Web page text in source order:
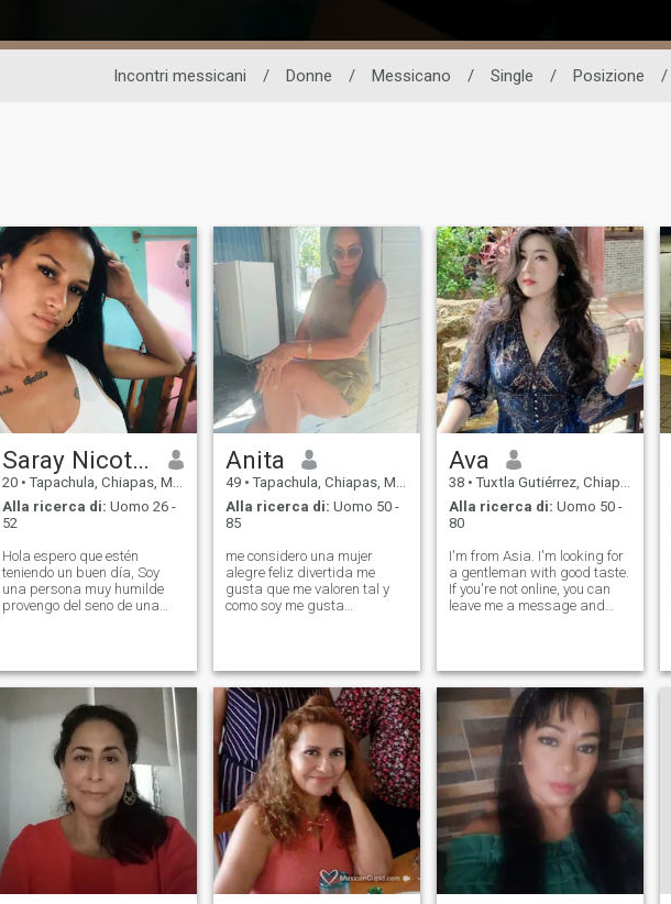
Incontri messicani / Donne / Messicano / Single / Posizione /
Saray Nicot Roque
20 • Tapachula, Chiapas, Messico
Alla ricerca di: Uomo 26 -
52
Hola espero que estén
teniendo un buen día, Soy
una persona muy humilde
provengo del seno de una
hombre por su apariencia ,ni
su físico ni mucho menos por
Anita
49 • Tapachula, Chiapas, Messico
Alla ricerca di: Uomo 50 -
85
me considero una mujer
alegre feliz divertida me
gusta que me valoren tal y
como soy me gusta
fuera Ver películas ir a los
parques y complacer a mi
pareja en todo lo que quiera
Ava
38 • Tuxtla Gutiérrez, Chiapas, Messico
Alla ricerca di: Uomo 50 -
80
I'm from Asia. I'm looking for
a gentleman with good taste.
If you're not online, you can
leave me a message and
you. I don't want to waste our
time together.